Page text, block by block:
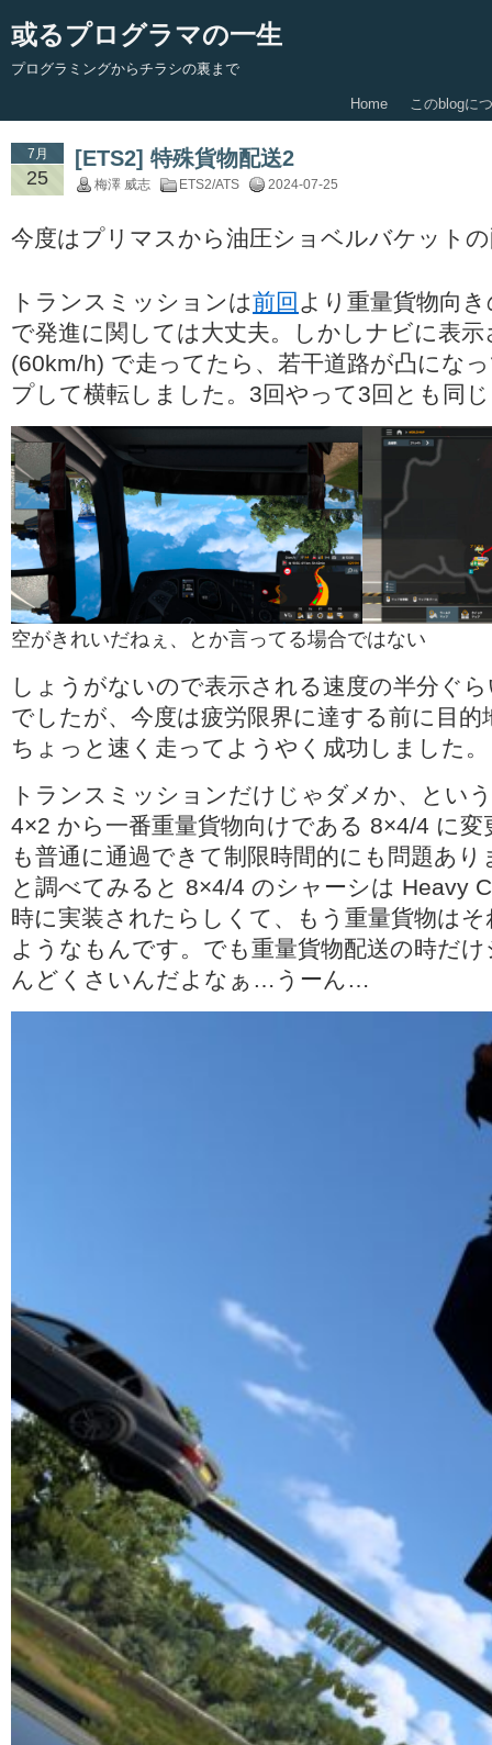
或るプログラマの一生
プログラミングからチラシの裏まで
Home このblogに
7月
25
[ETS2] 特殊貨物配送2
梅澤 威志 ETS2/ATS 2024-07-25
今度はプリマスから油圧ショベルバケット
トランスミッションは前回 より重量貨物向
で発進に関しては大丈夫。しかしナビに表
(60km/h) で走ってたら、若干道路が凸にな
プして横転しました。3回やって3回とも同
空がきれいだねぇ、とか言ってる場合ではない
しょうがないので表示される速度の半分ぐ
でしたが、今度は疲労限界に達する前に目
ちょっと速く走ってようやく成功しました。
トランスミッションだけじゃダメか、とい
4×2 から一番重量貨物向けである 8×4/4 に
も普通に通過できて制限時間的にも問題あ
と調べてみると 8×4/4 のシャーシは Heavy
時に実装されたらしくて、もう重量貨物は
ようなもんです。でも重量貨物配送の時だ
んどくさいんだよなぁ…うーん…